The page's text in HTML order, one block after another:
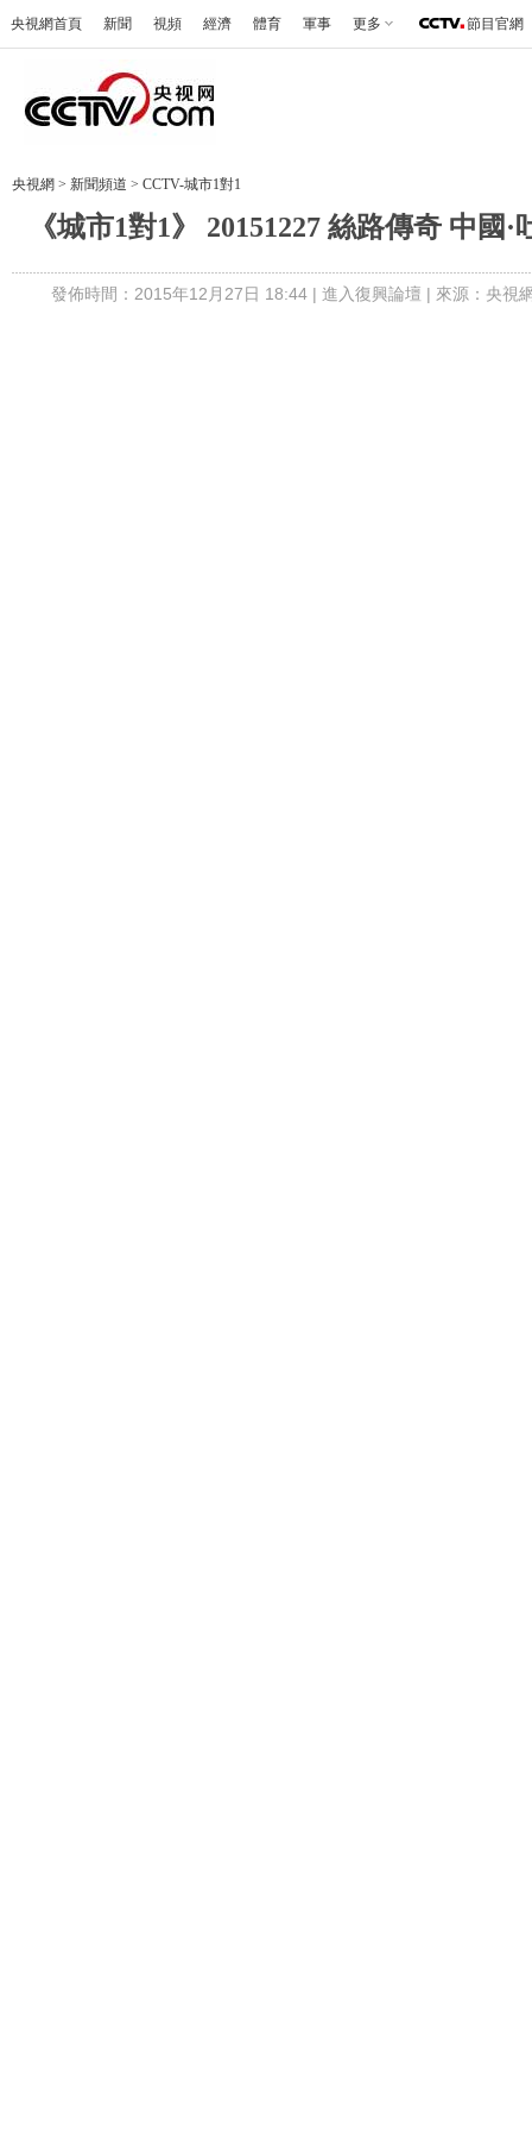
央視網首頁 新聞 視頻 經濟 體育 軍事 更多 節目官網
央視網 > 新聞頻道 > CCTV-城市1對1
《城市1對1》 20151227 絲路傳奇 中國
發佈時間：2015年12月27日 18:44 | 進入復興論壇 | 來源：央視